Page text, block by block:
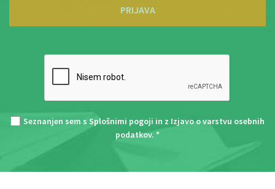
PRIJAVA
Seznanjen sem s Splošnimi pogoji in z Izjavo o varstvu osebnih
podatkov. *